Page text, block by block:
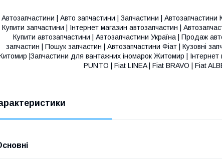
Автозапчастини | Авто запчастини | Запчастини | Автозапчастини
Купити запчастини | Інтернет магазин автозапчастин |
Купити автозапчастини | Автозапчастини Україна | Продаж
запчастин | Пошук запчастин | Автозапчастини Фіат | Кузовні
|Запчастини для вантажних іномарок Житомир |
PUNTO | Fiat LINEA | Fiat BRAVO | Fiat